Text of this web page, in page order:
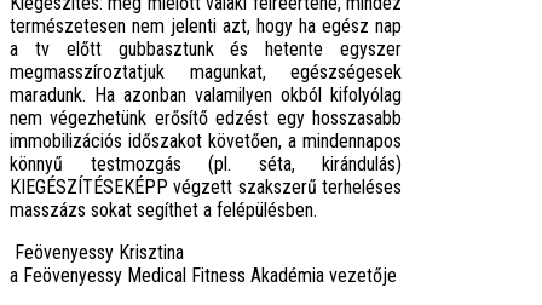
természetesen nem jelenti azt, hogy ha egész nap
a tv előtt gubbasztunk és hetente egyszer
megmasszíroztatjuk magunkat, egészségesek
maradunk. Ha azonban valamilyen okból kifolyólag
nem végezhetünk erősítő edzést egy hosszasabb
immobilizációs időszakot követően, a mindennapos
könnyű testmozgás (pl. séta, kirándulás)
KIEGÉSZÍTÉSEKÉPP végzett szakszerű terheléses
masszázs sokat segíthet a felépülésben.
Feövenyessy Krisztina
a Feövenyessy Medical Fitness Akadémia vezetője